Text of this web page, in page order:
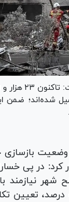
کرد: در پی
در سطح
تاکنون ۲۳ هزار و ۹۶۴